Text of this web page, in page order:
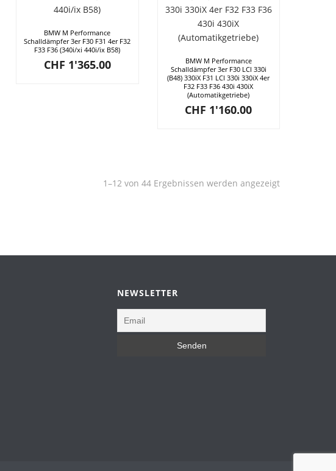
BMW M Performance
Schalldämpfer 3er F30 F31 4er F32
F33 F36 (340i/xi 440i/ix B58)
CHF 1'365.00
BMW M Performance
Schalldämpfer 3er F30 LCI 330i
(B48) 330iX F31 LCI 330i 330iX 4er
F32 F33 F36 430i 430iX
(Automatikgetriebe)
CHF 1'160.00
1–12 von 44 Ergebnissen werden angezeigt
NEWSLETTER